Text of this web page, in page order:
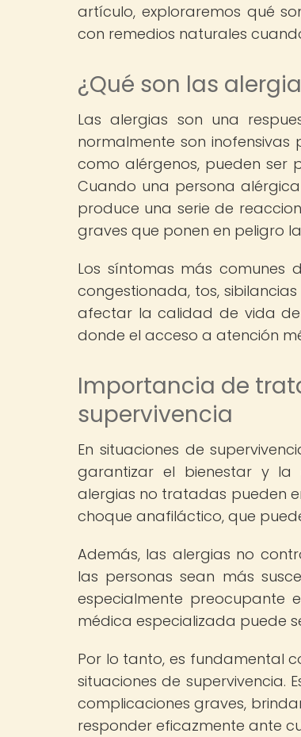
artículo, exploraremos qué
con remedios naturales
¿Qué son las
Las alergias son una
normalmente son
como alérgenos, pueden ser
Cuando una persona
produce una serie de
graves que ponen en peligro
Los síntomas más comunes
congestionada, tos,
afectar la calidad de vida de
donde el acceso a atención
Importancia de
supervivencia
En situaciones de
garantizar el bienestar y la
alergias no tratadas pueden
choque anafiláctico, que
Además, las alergias no
las personas sean más
especialmente preocupante
médica especializada puede
Por lo tanto, es fundamental
situaciones de supervivencia.
complicaciones graves,
responder eficazmente ante